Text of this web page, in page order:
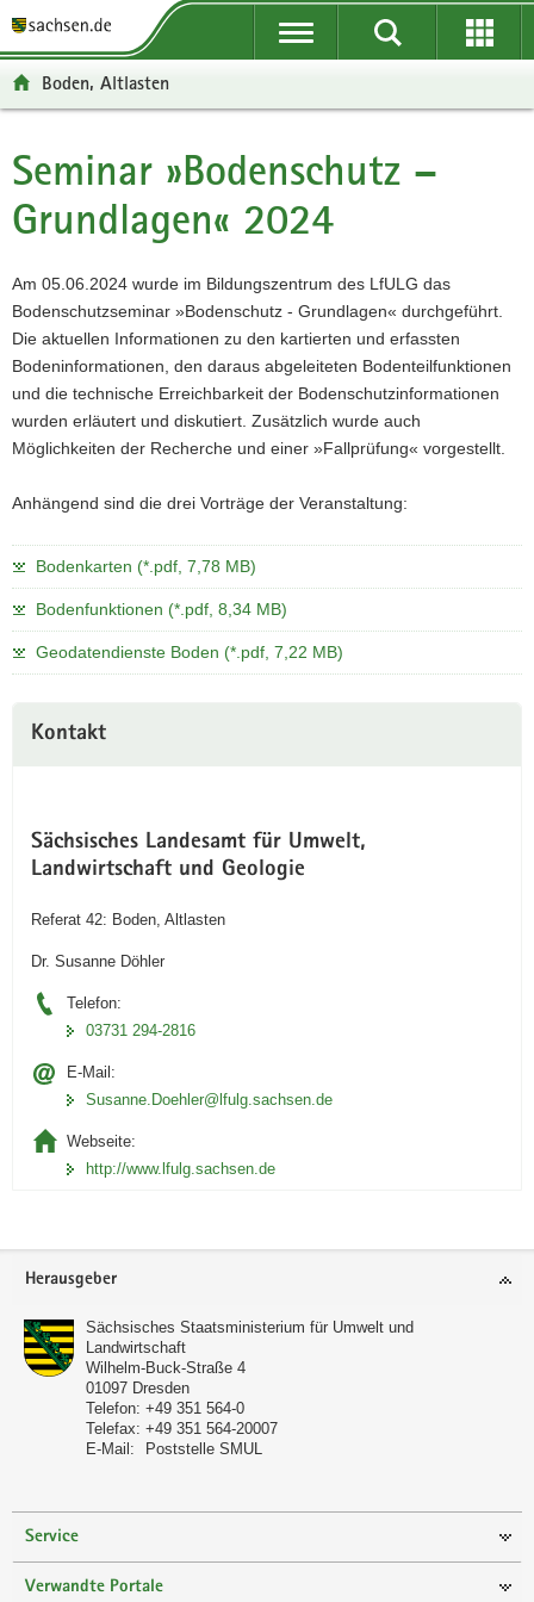
t
ü
b
e
g
r
e
i
f
e
n
e
a
v
i
a
t
n
a
v
g
a
t
i
o
n
p
n
h
a
t
t
-
B
e
e
i
c
h
Boden, Altlasten
Hauptinhalt
Seminar »Bodenschutz –
Grundlagen« 2024
Am 05.06.2024 wurde im Bildungszentrum des LfULG das
Bodenschutzseminar »Bodenschutz - Grundlagen« durchgeführt.
Die aktuellen Informationen zu den kartierten und erfassten
Bodeninformationen, den daraus abgeleiteten Bodenteilfunktionen
und die technische Erreichbarkeit der Bodenschutzinformationen
wurden erläutert und diskutiert. Zusätzlich wurde auch
Möglichkeiten der Recherche und einer »Fallprüfung« vorgestellt.
Anhängend sind die drei Vorträge der Veranstaltung:
Bodenkarten (*.pdf, 7,78 MB)
Bodenfunktionen (*.pdf, 8,34 MB)
Geodatendienste Boden (*.pdf, 7,22 MB)
Kontakt
Sächsisches Landesamt für Umwelt,
Landwirtschaft und Geologie
Referat 42: Boden, Altlasten
Dr. Susanne Döhler
Telefon:
03731 294-2816
E-Mail:
Susanne.Doehler@lfulg.sachsen.de
Webseite:
http://www.lfulg.sachsen.de
Footer-
Herausgeber
Sächsisches Staatsministerium für Umwelt und
Landwirtschaft
Wilhelm-Buck-Straße 4
01097 Dresden
Telefon: +49 351 564-0
Telefax: +49 351 564-20007
E-Mail:
Poststelle SMUL
Service
Verwandte Portale